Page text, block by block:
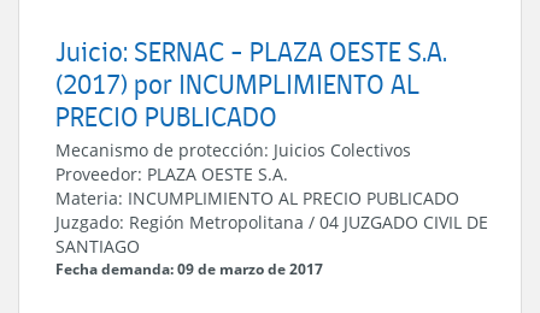
Juicio: SERNAC - PLAZA OESTE S.A.
(2017) por INCUMPLIMIENTO AL
PRECIO PUBLICADO
Mecanismo de protección: Juicios Colectivos
Proveedor: PLAZA OESTE S.A.
Materia: INCUMPLIMIENTO AL PRECIO PUBLICADO
Juzgado: Región Metropolitana / 04 JUZGADO CIVIL DE
SANTIAGO
Fecha demanda: 09 de marzo de 2017